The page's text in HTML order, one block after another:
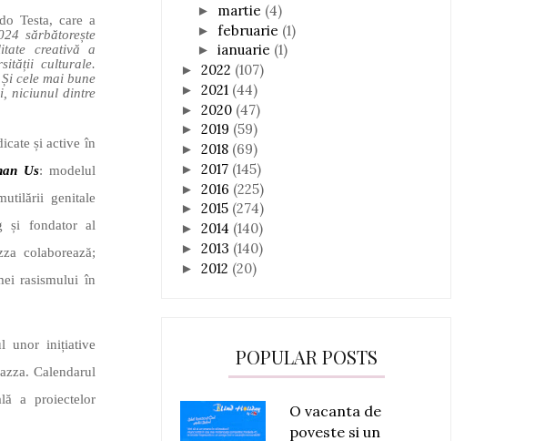
Testa, care a
sărbătorește
creativă a
culturale.
cele mai bune
niciunul dintre
și active în
Us: modelul
genitale
și fondator al
colaborează;
rasismului în
unor inițiative
Calendarul
a proiectelor
► martie (4)
► februarie (1)
► ianuarie (1)
► 2022 (107)
► 2021 (44)
► 2020 (47)
► 2019 (59)
► 2018 (69)
► 2017 (145)
► 2016 (225)
► 2015 (274)
► 2014 (140)
► 2013 (140)
► 2012 (20)
POPULAR POSTS
O vacanta de
poveste si un